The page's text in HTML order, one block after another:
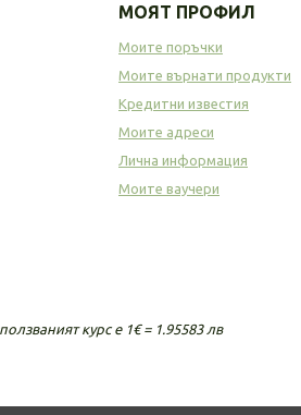
МОЯТ ПРОФИЛ
Моите поръчки
Моите върнати продукти
Кредитни известия
Моите адреси
Лична информация
Моите ваучери
курс е 1€ = 1.95583 лв